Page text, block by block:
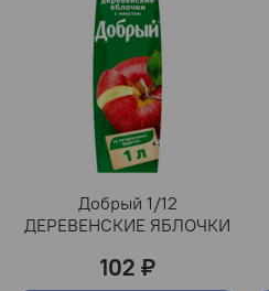
Добрый 1/12
ДЕРЕВЕНСКИЕ ЯБЛОЧКИ
102 ₽